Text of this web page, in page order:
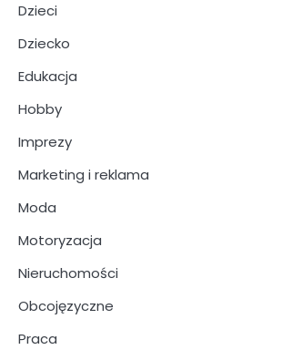
Dzieci
Dziecko
Edukacja
Hobby
Imprezy
Marketing i reklama
Moda
Motoryzacja
Nieruchomości
Obcojęzyczne
Praca